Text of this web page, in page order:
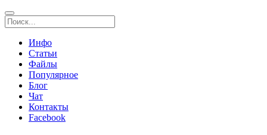
Инфо
Статьи
Файлы
Популярное
Блог
Чат
Контакты
Facebook